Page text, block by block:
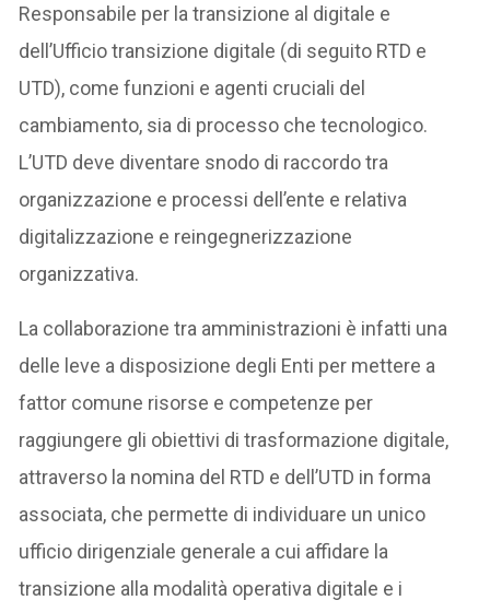
Responsabile per la transizione al digitale e
dell’Ufficio transizione digitale (di seguito RTD e
UTD), come funzioni e agenti cruciali del
cambiamento, sia di processo che tecnologico.
L’UTD deve diventare snodo di raccordo tra
organizzazione e processi dell’ente e relativa
digitalizzazione e reingegnerizzazione
organizzativa.
La collaborazione tra amministrazioni è infatti una
delle leve a disposizione degli Enti per mettere a
fattor comune risorse e competenze per
raggiungere gli obiettivi di trasformazione digitale,
attraverso la nomina del RTD e dell’UTD in forma
associata, che permette di individuare un unico
ufficio dirigenziale generale a cui affidare la
transizione alla modalità operativa digitale e i